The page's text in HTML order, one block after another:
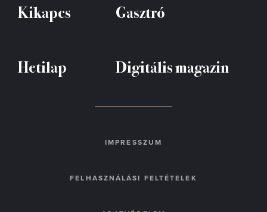
Kikapcs Gasztró
Hetilap Digitális magazin
IMPRESSZUM
FELHASZNÁLÁSI FELTÉTELEK